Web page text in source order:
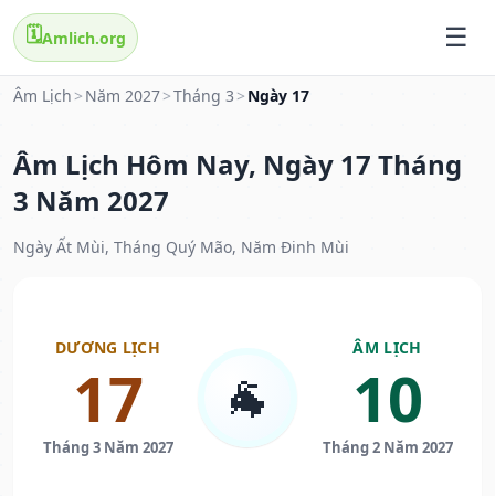
🗓️Amlich.org
Âm Lịch > Năm 2027>Tháng 3 > Ngày 17
Âm Lịch Hôm Nay, Ngày 17 Tháng
3 Năm 2027
Ngày Ất Mùi, Tháng Quý Mão, Năm Đinh Mùi
DƯƠNG LỊCH
17
Tháng 3 Năm 2027
🐐
ÂM LỊCH
10
Tháng 2 Năm 2027